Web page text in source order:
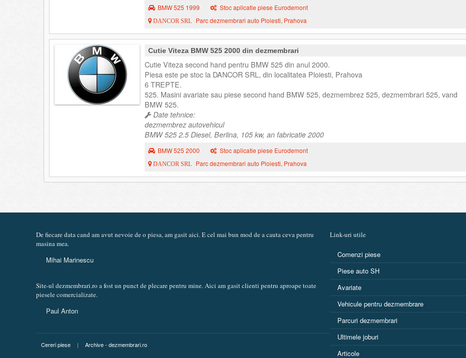
BMW 525 1999 Stoc aplicatie piese Eurodemont
DANCOR SRL Parc dezmembrari auto Ploiesti, Prahova
Cutie Viteza BMW 525 2000 din dezmembrari
Cutie Viteza second hand pentru BMW 525 din anul 2000.
Piesa este pe stoc la DANCOR SRL, din localitatea Ploiesti, Prahova
6 TREPTE.
525. Masini avariate sau piese second hand BMW 525, dezmembrez 525, dezmembrari 525, vand
BMW 525.
Date tehnice:
dezmembrez autovehicul
BMW 525 2.5 Diesel, Berlina, 105 kw, an fabricatie 2000
BMW 525 2000 Stoc aplicatie piese Eurodemont
DANCOR SRL Parc dezmembrari auto Ploiesti, Prahova
De fiecare data cand am avut nevoie de o piesa, am gasit aici. E cel mai bun mod de a cauta ceva pentru
masina mea.
Mihai Marinescu
Site-ul dezmembrari.ro a fost un punct de plecare pentru mine. Aici am gasit clienti pentru aproape toate
piesele comercializate.
Paul Anton
Cereri piese | Archive - dezmembrari.ro
Link-uri utile
Comenzi piese
Piese auto SH
Avariate
Vehicule pentru dezmembrare
Parcuri dezmembrari
Ultimele joburi
Articole